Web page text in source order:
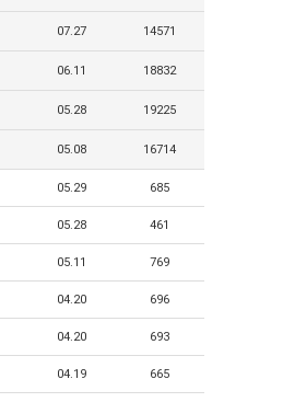
07.27 14571
06.11 18832
05.28 19225
05.08 16714
05.29 685
05.28 461
05.11 769
04.20 696
04.20 693
04.19 665